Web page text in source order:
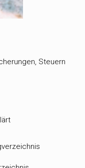
Steuern